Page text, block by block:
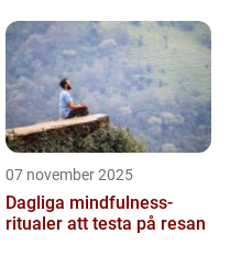
07 november 2025
Dagliga mindfulness-
ritualer att testa på resan